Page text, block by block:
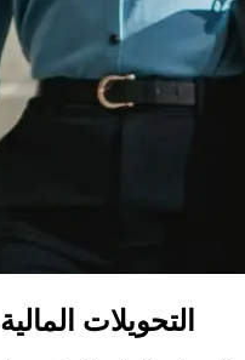
التحويلات